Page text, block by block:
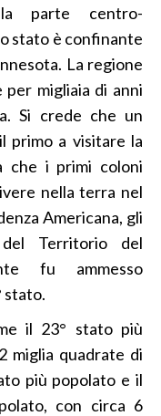
parte centro-
stato è confinante
La regione
migliaia di anni
Si crede che un
primo a visitare la
che i primi coloni
nella terra nel
Americana, gli
Territorio del
fu ammesso
stato.
il 23° stato più
miglia quadrate di
più popolato e il
con circa 6